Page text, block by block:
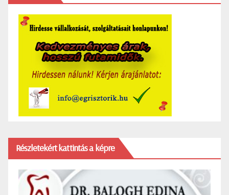
Részletekért kattintás a képre